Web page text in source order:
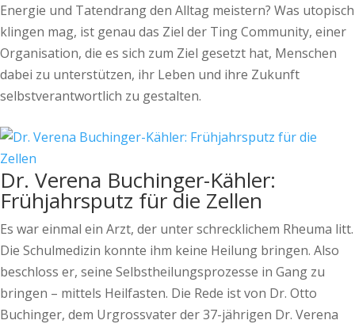
Energie und Tatendrang den Alltag meistern? Was utopisch
klingen mag, ist genau das Ziel der Ting Community, einer
Organisation, die es sich zum Ziel gesetzt hat, Menschen
dabei zu unterstützen, ihr Leben und ihre Zukunft
selbstverantwortlich zu gestalten.
Dr. Verena Buchinger-Kähler:
Frühjahrsputz für die Zellen
Es war einmal ein Arzt, der unter schrecklichem Rheuma litt.
Die Schulmedizin konnte ihm keine Heilung bringen. Also
beschloss er, seine Selbstheilungsprozesse in Gang zu
bringen – mittels Heilfasten. Die Rede ist von Dr. Otto
Buchinger, dem Urgrossvater der 37-jährigen Dr. Verena